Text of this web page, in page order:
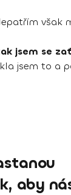
však
jsem se
jsem to a
aby